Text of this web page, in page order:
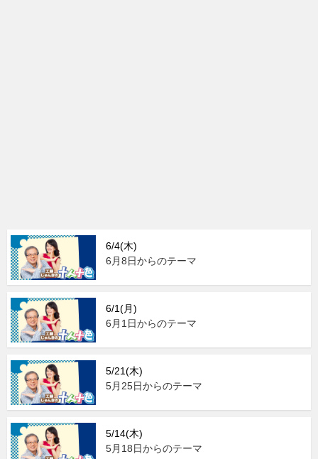
6/4(木)
6月8日からのテーマ
6/1(月)
6月1日からのテーマ
5/21(木)
5月25日からのテーマ
5/14(木)
5月18日からのテーマ